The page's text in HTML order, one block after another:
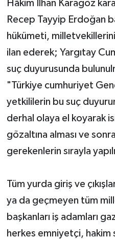
Hâkim İlhan Karagöz
Recep Tayyip Erdoğan
hükümeti,
ilan ederek; Yargıtay
suç duyurusunda
"Türkiye cumhuriyet
yetkililerin bu suç
derhal olaya el koyarak
gözaltına alması ve
gerekenlerin sırayla
Tüm yurda giriş ve
ya da geçmeyen tüm
başkanları iş adamları
herkes emniyetçi, hakim